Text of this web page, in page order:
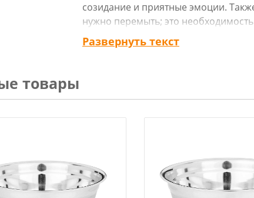
созидание и приятные эмоции.
нужно перемыть; это
холодильник и т.д. Данный набор
проблемы:
2. Подача: Современный
использовать их не только в
сервировки стола. Приятные
любой набор посуды на столе;
3. Хранение: Удобная крышка,
хранить содержимое в
Развернуть текст
товары